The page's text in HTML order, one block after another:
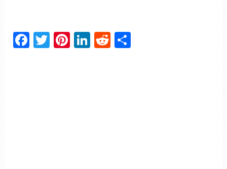
Facebook
TwitterPinterest
LinkedIn
Reddit